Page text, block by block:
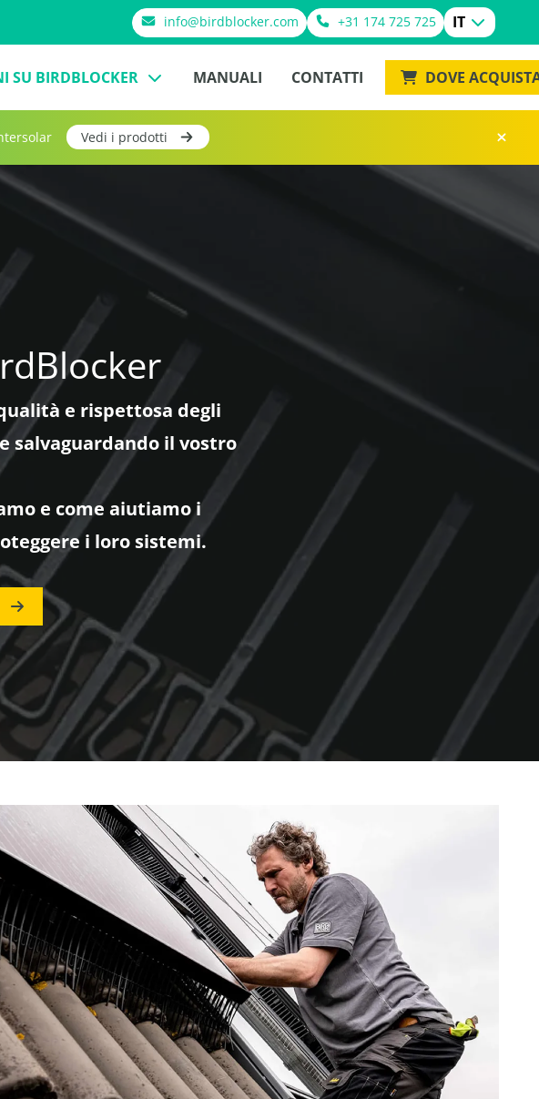
info@birdblocker.com +31 174 725 725 IT
SU BIRDBLOCKER MANUALI CONTATTI DOVE
Vedi i prodotti
e rispettosa degli
salvaguardando il vostro
e come aiutiamo i
i loro sistemi.